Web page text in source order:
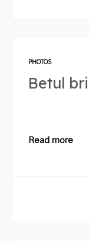
PHOTOS
Betul
Read more